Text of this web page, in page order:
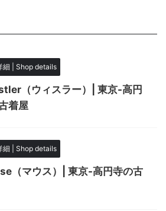
細 | Shop details
（ウィスラー）| 東京-高円
着屋
細 | Shop details
（マウス）| 東京-高円寺の古